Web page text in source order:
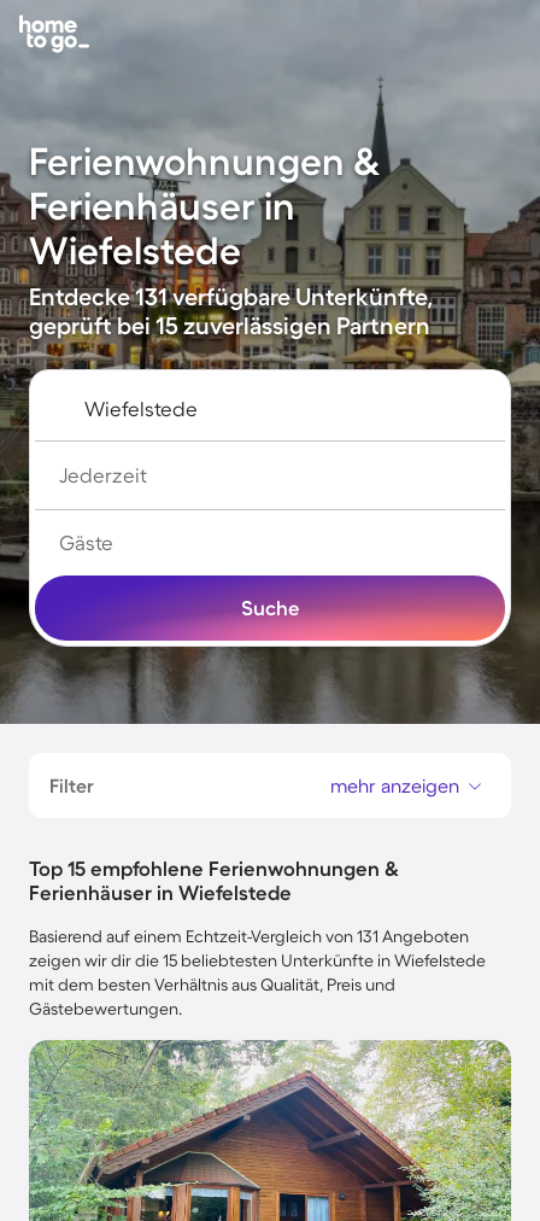
Ferienwohnungen &
Ferienhäuser in
Wiefelstede
Entdecke 131 verfügbare Unterkünfte,
geprüft bei 15 zuverlässigen Partnern
Jederzeit
Gäste
Suche
Filter mehr anzeigen
Top 15 empfohlene Ferienwohnungen &
Ferienhäuser in Wiefelstede
Basierend auf einem Echtzeit-Vergleich von 131 Angeboten
zeigen wir dir die 15 beliebtesten Unterkünfte in Wiefelstede
mit dem besten Verhältnis aus Qualität, Preis und
Gästebewertungen.